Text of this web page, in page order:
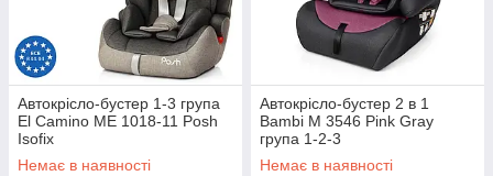
Автокрісло-бустер 1-3 група
El Camino ME 1018-11 Posh
Isofix
Немає в наявності
Автокрісло-бустер 2 в 1
Bambi M 3546 Pink Gray
група 1-2-3
Немає в наявності